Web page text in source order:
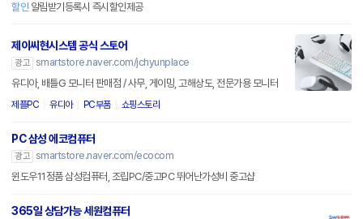
할인 알림받기등록시 즉시할인제공
제이씨현시스템 공식 스토어
광고 smartstore.naver.com/jchyunplace
유디아, 배틀G 모니터 판매점 / 사무, 게이밍, 고해상도, 전문가용 모니터
제플PC 유디아 PC부품 쇼핑스토리
PC 삼성 에코컴퓨터
광고 smartstore.naver.com/ecocom
윈도우11정품 삼성컴퓨터, 조립PC/중고PC 뛰어난가성비 중고샵
365일 상담가능 세원컴퓨터